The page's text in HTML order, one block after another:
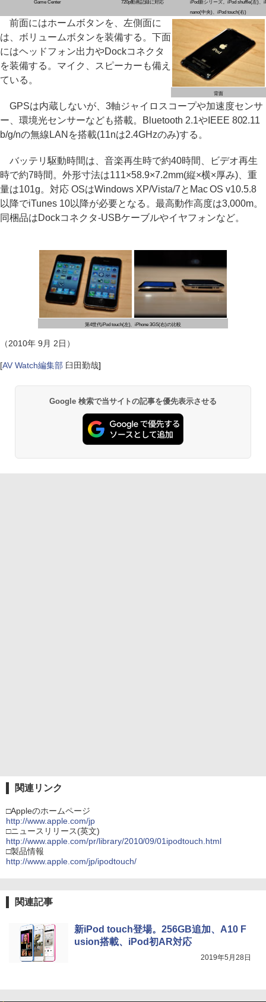
Game Center 720p動画記録に対応
iPod新シリーズ。iPod shuffle(左)、
nano(中央)、iPod touch(右)
背面
前面にはホームボタンを、左側面に
は、ボリュームボタンを装備する。下面
にはヘッドフォン出力やDockコネクタ
を装備する。マイク、スピーカーも備え
ている。
GPSは内蔵しないが、3軸ジャイロスコープや加速度センサ
ー、環境光センサーなども搭載。Bluetooth 2.1やIEEE 802.11
b/g/nの無線LANを搭載(11nは2.4GHzのみ)する。
バッテリ駆動時間は、音楽再生時で約40時間、ビデオ再生
時で約7時間。外形寸法は111×58.9×7.2mm(縦×横×厚み)、重
量は101g。対応 OSはWindows XP/Vista/7とMac OS v10.5.8
以降でiTunes 10以降が必要となる。最高動作高度は3,000m。
同梱品はDockコネクタ-USBケーブルやイヤフォンなど。
第4世代iPod touch(左)、iPhone 3GS(右)の比較
（2010年 9月 2日）
[AV Watch編集部 臼田勤哉]
Google 検索で当サイトの記事を優先表示させる
関連リンク
□Appleのホームページ
http://www.apple.com/jp
□ニュースリリース(英文)
http://www.apple.com/pr/library/2010/09/01ipodtouch.html
□製品情報
http://www.apple.com/jp/ipodtouch/
関連記事
新iPod touch登場。256GB追加、A10 F
usion搭載、iPod初AR対応
2019年5月28日